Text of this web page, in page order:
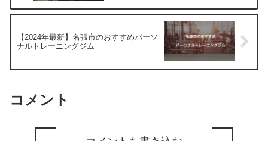
【2024年最新】名張市のおすすめパーソ
ナルトレーニングジム
コメント